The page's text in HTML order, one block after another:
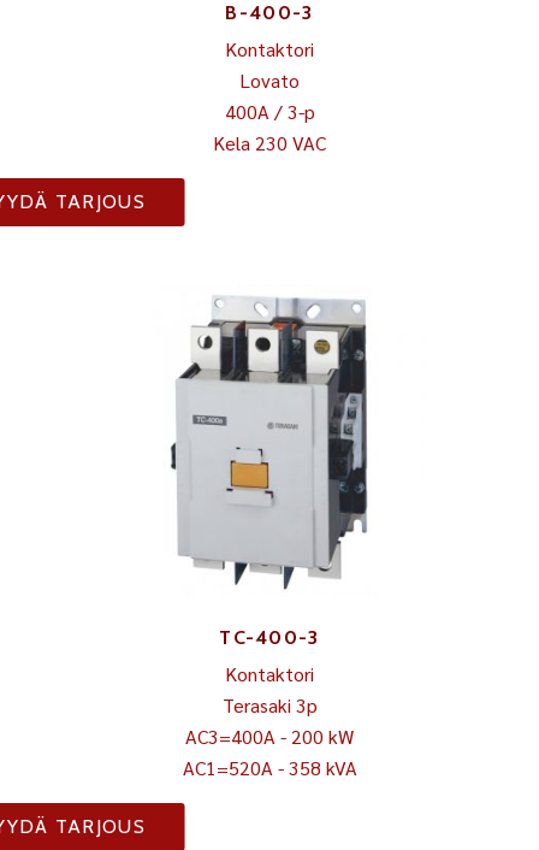
B-400-3
Kontaktori
Lovato
400A / 3-p
Kela 230 VAC
TARJOUS
TC-400-3
Kontaktori
Terasaki 3p
AC3=400A - 200 kW
AC1=520A - 358 kVA
TARJOUS